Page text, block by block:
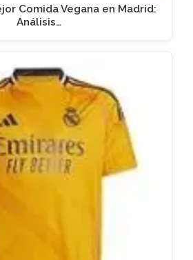
Comida Vegana en Madrid:
Análisis…